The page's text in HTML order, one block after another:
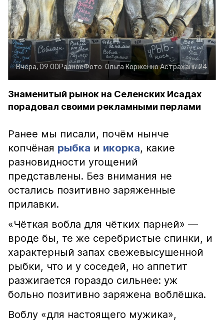
Вчера, 09:00РазноеФото: Ольга КорженкоАстрахань 24
Знаменитый рынок на Селенских Исадах
порадовал своими рекламными перлами
Ранее мы писали, почём нынче
копчёная рыбка и икорка, какие
разновидности угощений
представлены. Без внимания не
остались позитивно заряженные
прилавки.
«Чёткая вобла для чётких парней» —
вроде бы, те же серебристые спинки, и
характерный запах свежевысушенной
рыбки, что и у соседей, но аппетит
разжигается гораздо сильнее: уж
больно позитивно заряжена воблёшка.
Воблу «для настоящего мужика»,